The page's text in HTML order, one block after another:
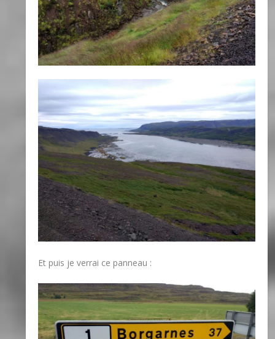
Et puis je verrai ce panneau :